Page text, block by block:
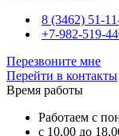
8 (3462) 51-
+7-982-519-
Перезвоните мне
Перейти в контакты
Время работы
Работаем с
с 10,00 до